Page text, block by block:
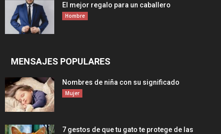
El mejor regalo para un caballero
Hombre
MENSAJES POPULARES
Nombres de niña con su significado
Mujer
7 gestos de que tu gato te protege de las